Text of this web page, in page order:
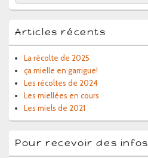
Articles récents
La récolte de 2025
ça mielle en garrigue!
Les récoltes de 2024
Les miellées en cours
Les miels de 2021
Pour recevoir des infos